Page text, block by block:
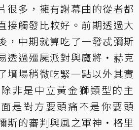
很多，擁有謝幕曲的從者都
接觸發比較好。前期透過大
，中期就算吃了一發忒彌斯
透過殭屍派對與魔將‧赫克
墳場稍微吃緊一點以外其實
非是中立黃金獅類型的主
是對方要頭痛不是你要頭
斯的審判與風之軍神‧格里